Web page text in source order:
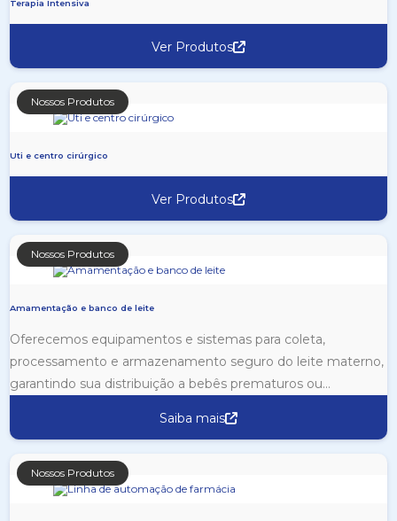
Terapia Intensiva
Ver Produtos
Uti e centro cirúrgico
Nossos Produtos
Ver Produtos
Amamentação e banco de leite
Oferecemos equipamentos e sistemas para coleta,
processamento e armazenamento seguro do leite materno,
garantindo sua distribuição a bebês prematuros ou...
Nossos Produtos
Saiba mais
Nossos Produtos